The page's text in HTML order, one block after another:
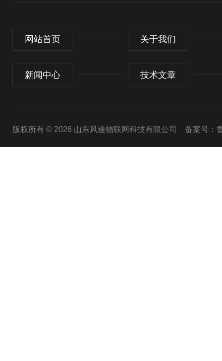
网站首页 关于我们
新闻中心 技术文章
版权所有 © 2026 山东风途物联网科技有限公司 备案号：